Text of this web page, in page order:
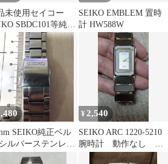
未使用セイコー
SBDC101等純正
コン バンド
SEIKO EMBLEM 置時
計 HW588W
SEIKO純正ベル
シルバーステンレス
計 バンド ストラッ
¥2,540
SEIKO ARC 1220-5210
腕時計 動作なし タ